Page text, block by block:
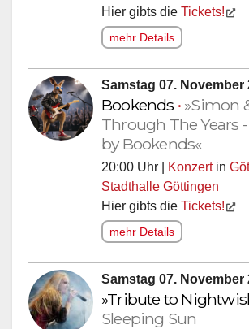
Hier gibts die Tickets!
mehr Details
Samstag 07. November
Bookends • »Simon
Through The Years
by Bookends«
20:00 Uhr | Konzertin
Stadthalle Göttingen
Hier gibts die Tickets!
mehr Details
Samstag 07. November
»Tribute to
Sleeping Sun